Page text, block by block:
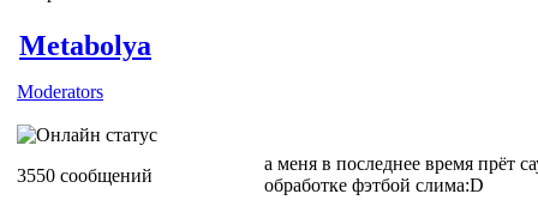
Metabolya
Moderators
3550 сообщений
а меня в последнее время прёт
обработке фэтбой слима:D